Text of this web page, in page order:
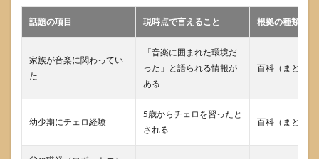
を探
すコ
4.2
報を
する
話題の項目 現時点で言えること 根拠の種類（例
家族が音楽に関わってい
た
「音楽に囲まれた環境だ
った」と語られる情報が
ある
百科（まとめ）
幼少期にチェロ経験
5歳からチェロを習ったと
される
百科（まとめ）